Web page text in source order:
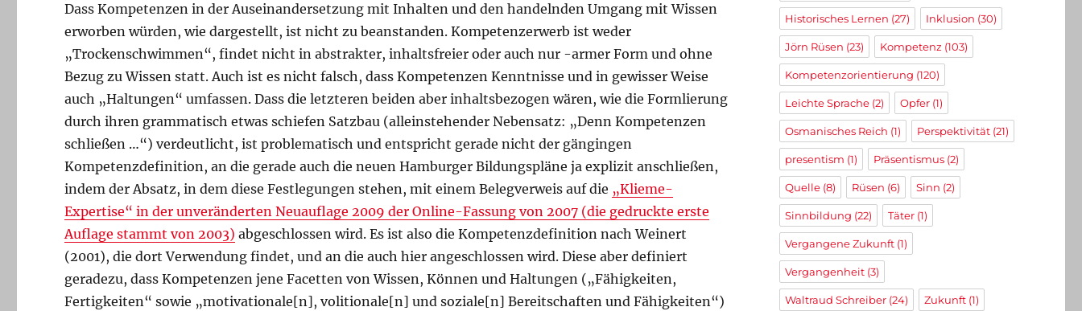
Dass Kompetenzen in der Auseinandersetzung mit Inhalten und den handelnden Umgang mit Wissen
erworben würden, wie dargestellt, ist nicht zu beanstanden. Kompetenzerwerb ist weder
„Trockenschwimmen“, findet nicht in abstrakter, inhaltsfreier oder auch nur -armer Form und ohne
Bezug zu Wissen statt. Auch ist es nicht falsch, dass Kompetenzen Kenntnisse und in gewisser Weise
auch „Haltungen“ umfassen. Dass die letzteren beiden aber inhaltsbezogen wären, wie die Formlierung
durch ihren grammatisch etwas schiefen Satzbau (alleinstehender Nebensatz: „Denn Kompetenzen
schließen …“) verdeutlicht, ist problematisch und entspricht gerade nicht der gängingen
Kompetenzdefinition, an die gerade auch die neuen Hamburger Bildungspläne ja explizit anschließen,
indem der Absatz, in dem diese Festlegungen stehen, mit einem Belegverweis auf die „Klieme-
Expertise“ in der unveränderten Neuauflage 2009 der Online-Fassung von 2007 (die gedruckte erste
Auflage stammt von 2003) abgeschlossen wird. Es ist also die Kompetenzdefinition nach Weinert
(2001), die dort Verwendung findet, und an die auch hier angeschlossen wird. Diese aber definiert
geradezu, dass Kompetenzen jene Facetten von Wissen, Können und Haltungen („Fähigkeiten,
Fertigkeiten“ sowie „motivationale[n], volitionale[n] und soziale[n] Bereitschaften und Fähigkeiten“)
Historisches Lernen (27) Inklusion (30)
Jörn Rüsen (23) Kompetenz (103)
Kompetenzorientierung (120)
Leichte Sprache(2) Opfer(1)
Osmanisches Reich (1) Perspektivität(21)
presentism (1) Präsentismus(2)
Quelle(8) Rüsen (6) Sinn (2)
Sinnbildung (22) Täter(1)
Vergangene Zukunft(1)
Vergangenheit(3)
Waltraud Schreiber(24) Zukunft(1)